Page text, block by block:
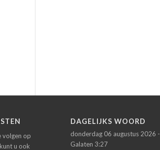
volgen op
u ook
DAGELIJKS WOORD
donderdag 06 augustus 2026 -
Galaten 3:27